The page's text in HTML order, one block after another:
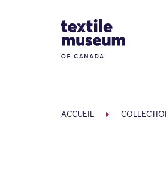
Site Logo
ACCUEIL